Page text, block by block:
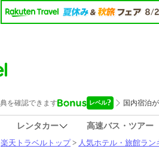
レンタカー 高速バス・ツアー
楽天トラベルトップ> 人気ホテル・旅館ラン